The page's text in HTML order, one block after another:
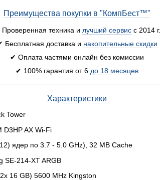
Преимущества покупки в "КомпБест™"
техника и лучший сервисс 2014 г.
Бесплатная доставка и накопительные скидки
✔ Оплата частями онлайн без комиссии
✔ 100% гарантия от 6 до 18 месяцев
Характеристики
Tower
D3HP AX Wi-Fi
ядер по 3.7 - 5.0 GHz), 32 MB Cache
SE-214-XT ARGB
16 GB) 5600 MHz Kingston